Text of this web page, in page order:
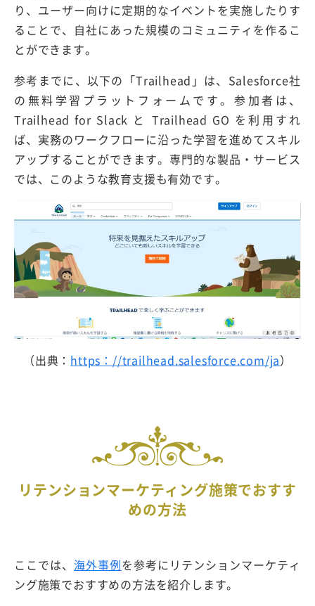
り、ユーザー向けに定期的なイベントを実施したりす
ることで、自社にあった規模のコミュニティを作るこ
とができます。
参考までに、以下の「Trailhead」は、Salesforce社
の無料学習プラットフォームです。参加者は、
Trailhead for Slack と Trailhead GO を利用すれ
ば、実務のワークフローに沿った学習を進めてスキル
アップすることができます。専門的な製品・サービス
では、このような教育支援も有効です。
（出典： https：//trailhead.salesforce.com/ja）
リテンションマーケティング施策でおすす
めの方法
ここでは、 海外事例を参考にリテンションマーケティ
ング施策でおすすめの方法を紹介します。